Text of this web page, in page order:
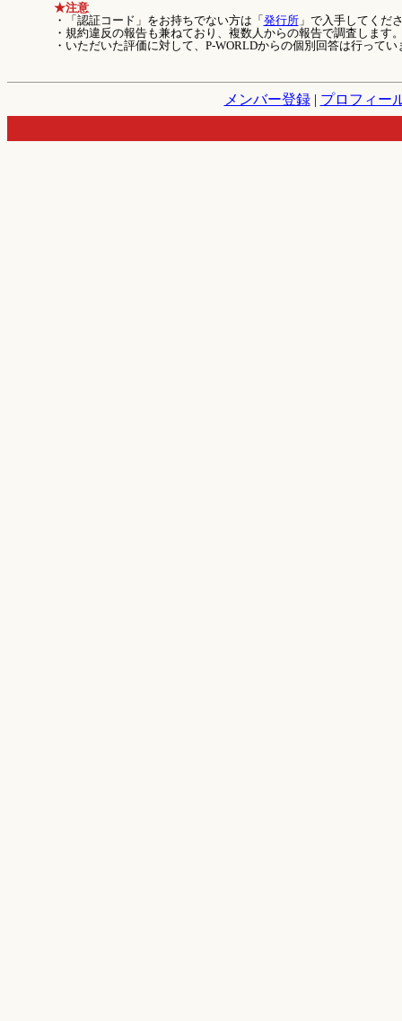
★注意
・「認証コード」をお持ちでない方は「 発行所」で入手してくだ
・規約違反の報告も兼ねており、複数人からの報告で調査します
・いただいた評価に対して、P-WORLDからの個別回答は行ってい
メンバー登録| プロフィー